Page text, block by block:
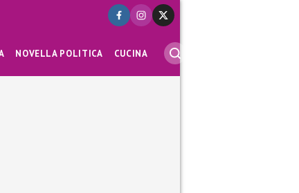
NOVELLA POLITICA CUCINA